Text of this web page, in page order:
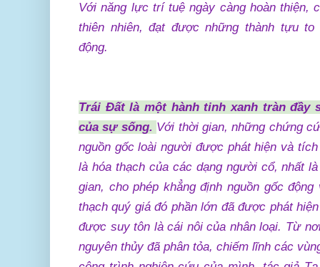
Với năng lực trí tuệ ngày càng hoàn thiện,
thiên nhiên, đạt được những thành tựu
động.
Trái Đất là một hành tinh xanh tràn đầy
của sự sống. Với thời gian, những chứng
nguồn gốc loài người được phát hiện và
là hóa thạch của các dạng người cổ, nhất
gian, cho phép khẳng định nguồn gốc
thạch quý giá đó phần lớn đã được phát
được suy tôn là cái nôi của nhân loại. Từ
nguyên thủy đã phân tỏa, chiếm lĩnh các